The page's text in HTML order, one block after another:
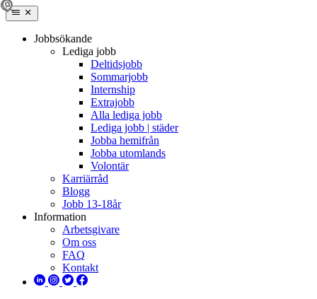
Jobbsökande
Lediga jobb
Deltidsjobb
Sommarjobb
Internship
Extrajobb
Alla lediga jobb
Lediga jobb | städer
Jobba hemifrån
Jobba utomlands
Volontär
Karriärråd
Blogg
Jobb 13-18år
Information
Arbetsgivare
Om oss
FAQ
Kontakt